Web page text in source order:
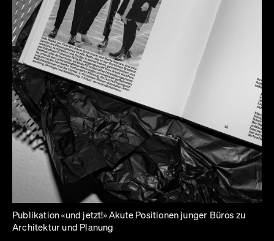
Publikation «und jetzt!» Akute Positionen junger Büros zu
Architektur und Planung